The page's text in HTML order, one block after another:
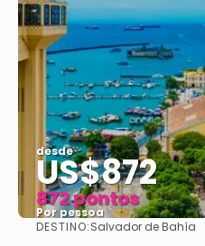
desde
US$872
872 pontos
Por pessoa
Vejo
DESTINO:Salvador de Bahía